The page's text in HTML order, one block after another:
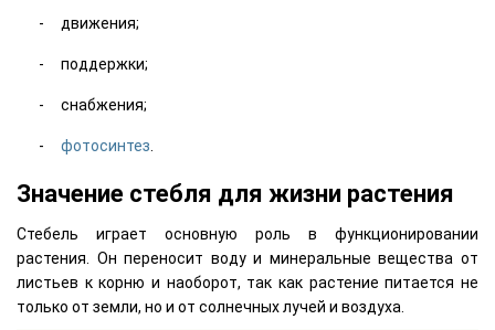
движения;
поддержки;
снабжения;
фотосинтез
Значение стебля для жизни растения
Стебель играет основную роль в функционировании
растения. Он переносит воду и минеральные вещества от
листьев к корню и наоборот, так как растение питается не
только от земли, но и от солнечных лучей и воздуха.